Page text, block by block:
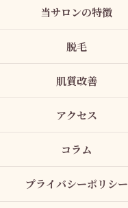
当サロンの特徴
脱毛
肌質改善
アクセス
コラム
プライバシーポリシー